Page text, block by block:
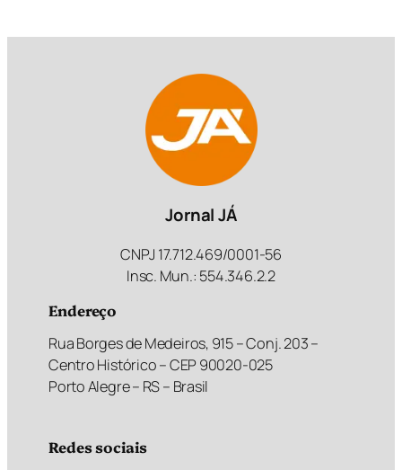
Jornal JÁ
CNPJ 17.712.469/0001-56
Insc. Mun.: 554.346.2.2
Endereço
Rua Borges de Medeiros, 915 – Conj. 203 –
Centro Histórico – CEP 90020-025
Porto Alegre – RS – Brasil
Redes sociais